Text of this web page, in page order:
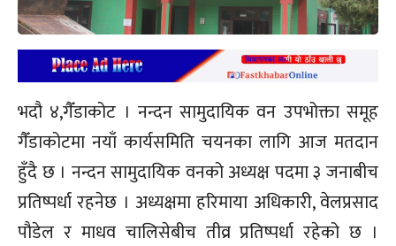
भदौ ४,गैँडाकोट । नन्दन सामुदायिक वन उपभोक्ता समूह
गैँडाकोटमा नयाँ कार्यसमिति चयनका लागि आज मतदान
हुँदै छ । नन्दन सामुदायिक वनको अध्यक्ष पदमा ३ जनाबीच
प्रतिष्पर्धा रहनेछ । अध्यक्षमा हरिमाया अधिकारी, वेलप्रसाद
पौडेल र माधव चालिसेबीच तीव्र प्रतिष्पर्धा रहेको छ ।